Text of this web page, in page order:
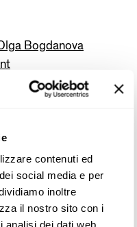
contenuti ed
social media e per
inoltre
il nostro sito con i
analisi dei dati web,
Bogdanova
superiores de Tetris
por KAN
arquitectónico distintivo
interiores, a cargo de
de la familia,